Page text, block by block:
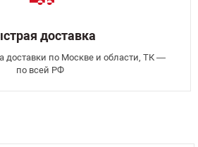
доставка
доставки по Москве и области, ТК —
по всей РФ